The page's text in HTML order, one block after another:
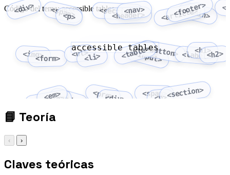
Código del tema: accessible tables
<div> <span>
<p>
<section>
<header>
<nav> <article>
<footer>
<main>
<img><form>
<ul><li> <table>
<input>
<button> <label>
<h1><h2>
<strong>
<em><code> <pre><div> <span>
<p><section>
accessible tables
📘 Teoría
‹ ›
Claves teóricas